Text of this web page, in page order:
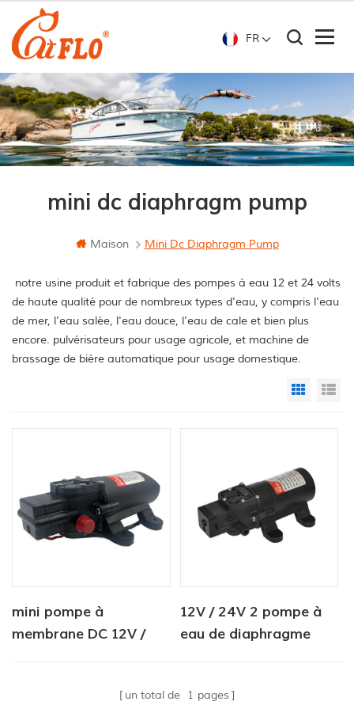
FR
mini dc diaphragm pump
Maison Mini Dc Diaphragm Pump
notre usine produit et fabrique des pompes à eau 12 et 24 volts
de haute qualité pour de nombreux types d'eau, y compris l'eau
de mer, l'eau salée, l'eau douce, l'eau de cale et bien plus
encore. pulvérisateurs pour usage agricole, et machine de
brassage de bière automatique pour usage domestique.
Grid
mini pompe à
membrane DC 12V /
12V / 24V 2 pompe à
eau de diaphragme
un total de 1 pages